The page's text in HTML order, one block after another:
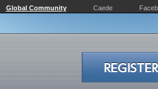
Global Community Caede